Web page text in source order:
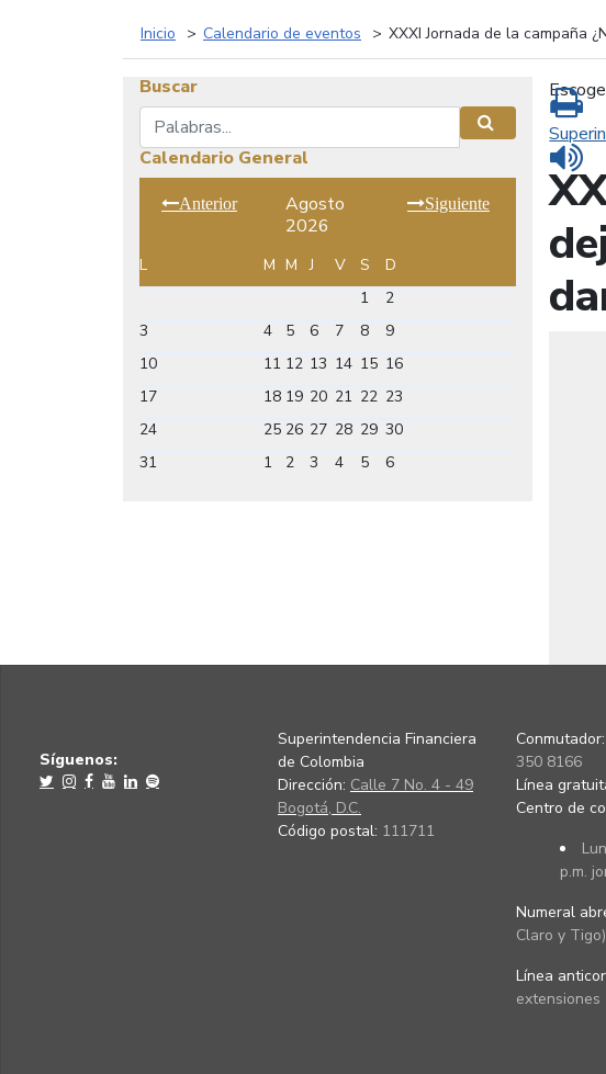
Inicio Calendario de eventos XXXI Jornada de la campaña
Buscar
Buscar
Calendario General
Anterior
Agosto
2026
Siguiente
L M M J V S
D
1
2
3
4 5 6 7 8
9
10
11 12 13 14 15 16
17
18 19 20 21 22 23
24
25 26 27 28 29 30
31
1 2 3 4 5 6
Síguenos:
Superintendencia Financiera
de Colombia
Dirección: Calle 7 No. 4 - 49
Bogotá, D.C.
Código postal: 111711
Conmutador:
350 8166
Línea
Centro de
p.m.
Numeral
Claro y Tigo)
Línea
extensiones